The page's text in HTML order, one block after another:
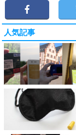
人気記事